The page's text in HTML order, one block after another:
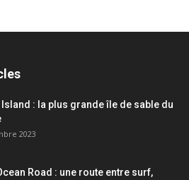
: la plus grande île de sable du
2023
Road : une route entre surf,